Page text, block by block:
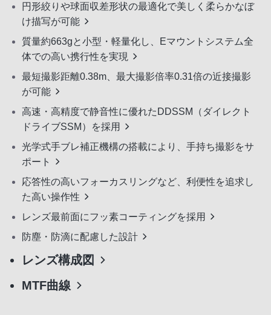
円形絞りや球面収差形状の最適化で美しく柔らかなぼ
け描写が可能
質量約663gと小型・軽量化し、Eマウントシステム全
体での高い携行性を実現
最短撮影距離0.38m、最大撮影倍率0.31倍の近接撮影
が可能
高速・高精度で静音性に優れたDDSSM（ダイレクト
ドライブSSM）を採用
光学式手ブレ補正機構の搭載により、手持ち撮影をサ
ポート
応答性の高いフォーカスリングなど、利便性を追求し
た高い操作性
レンズ最前面にフッ素コーティングを採用
防塵・防滴に配慮した設計
レンズ構成図
MTF曲線